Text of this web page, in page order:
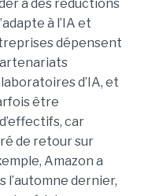
à des réductions
à l’IA et
dépensent
d’IA, et
être
car
de retour sur
Amazon a
l’automne dernier,